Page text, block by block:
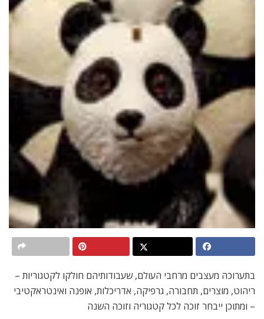
בתערוכה מעצבים מרחבי העולם, שעבודותיהם חולקו לקטגוריות –
ריהוט, מוצרים, תחבורה, גרפיקה, אדריכלות, אופנה ואינטראקטיבי
– ומתוכן ייבחר זוכה לכל קטגוריה וזוכה השנה